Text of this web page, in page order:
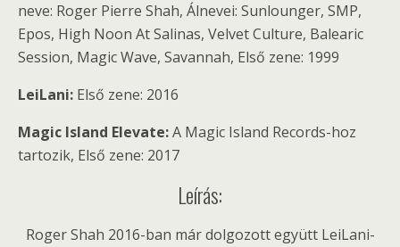
neve: Roger Pierre Shah, Álnevei: Sunlounger, SMP,
Epos, High Noon At Salinas, Velvet Culture, Balearic
Session, Magic Wave, Savannah, Első zene: 1999
LeiLani: Első zene: 2016
Magic Island Elevate:A Magic Island Records-hoz
tartozik, Első zene: 2017
Leírás:
Roger Shah 2016-ban már dolgozott együtt LeiLani-